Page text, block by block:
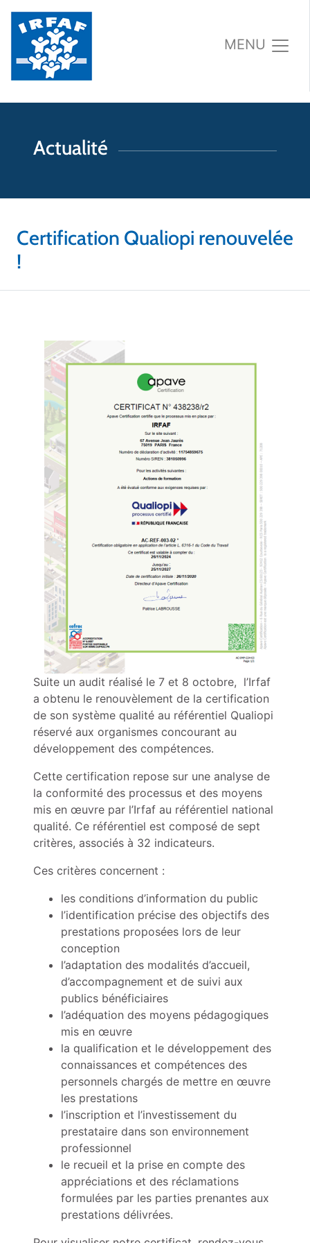
MENU
Actualité
Certification Qualiopi renouvelée
!
Suite un audit réalisé le 7 et 8 octobre, l’Irfaf
a obtenu le renouvèlement de la certification
de son système qualité au référentiel Qualiopi
réservé aux organismes concourant au
développement des compétences.
Cette certification repose sur une analyse de
la conformité des processus et des moyens
mis en œuvre par l’Irfaf au référentiel national
qualité. Ce référentiel est composé de sept
critères, associés à 32 indicateurs.
Ces critères concernent :
les conditions d’information du public
l’identification précise des objectifs des
prestations proposées lors de leur
conception
l’adaptation des modalités d’accueil,
d’accompagnement et de suivi aux
publics bénéficiaires
l’adéquation des moyens pédagogiques
mis en œuvre
la qualification et le développement des
connaissances et compétences des
personnels chargés de mettre en œuvre
les prestations
l’inscription et l’investissement du
prestataire dans son environnement
professionnel
le recueil et la prise en compte des
appréciations et des réclamations
formulées par les parties prenantes aux
prestations délivrées.